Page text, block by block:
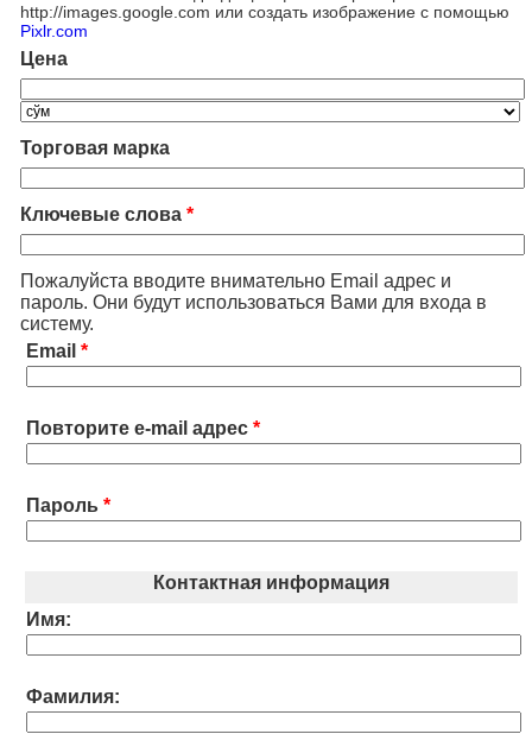
http://images.google.com или создать изображение с помощью
Pixlr.com
Цена
Торговая марка
Ключевые слова *
Пожалуйста вводите внимательно Email адрес и
пароль. Они будут использоваться Вами для входа в
систему.
Email *
Повторите e-mail адрес *
Пароль *
Контактная информация
Имя:
Фамилия: